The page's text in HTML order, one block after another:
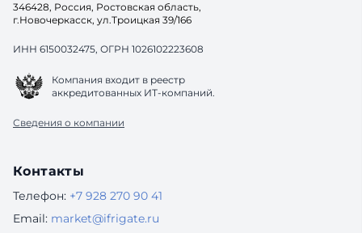
346428, Россия, Ростовская область,
г.Новочеркасск, ул.Троицкая 39/166
ИНН 6150032475, ОГРН 1026102223608
Компания входит в реестр
аккредитованных ИТ-компаний.
Сведения о компании
Контакты
Телефон: +7 928 270 90 41
Email: market@ifrigate.ru